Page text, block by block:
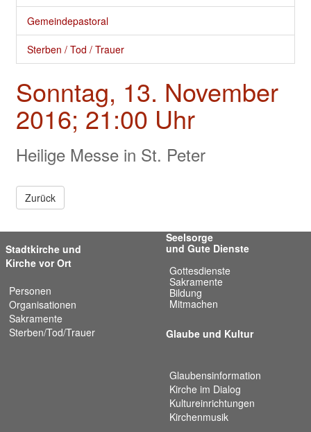
Seelsorge und gute Dienste
Valentinstage
Impressum
Gemeindepastoral
Sterben / Tod / Trauer
Sonntag, 13. November
2016; 21:00 Uhr
Heilige Messe in St. Peter
Zurück
Stadtkirche und
Kirche vor Ort
Personen
Organisationen
Sakramente
Sterben/Tod/Trauer
Seelsorge
und Gute Dienste
Gottesdienste
Sakramente
Bildung
Mitmachen
Glaube und Kultur
Glaubensinformation
Kirche im Dialog
Kultureinrichtungen
Kirchenmusik